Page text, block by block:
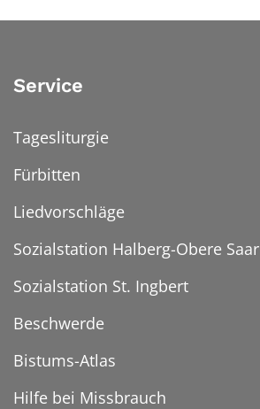
Service
Tagesliturgie
Fürbitten
Liedvorschläge
Sozialstation Halberg-Obere Saar
Sozialstation St. Ingbert
Beschwerde
Bistums-Atlas
Hilfe bei Missbrauch